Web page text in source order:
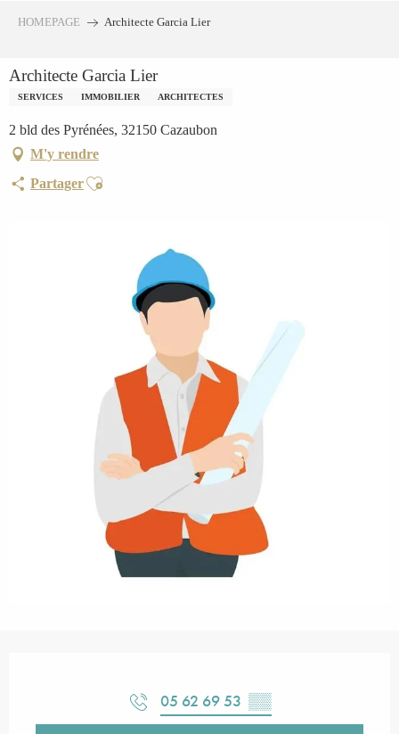
principal
HOMEPAGE Architecte Garcia Lier
Architecte Garcia Lier
SERVICES IMMOBILIER ARCHITECTES
2 bld des Pyrénées, 32150 Cazaubon
M'y rendre
PartagerAjouter aux favoris
05 62 69 53 ▒▒